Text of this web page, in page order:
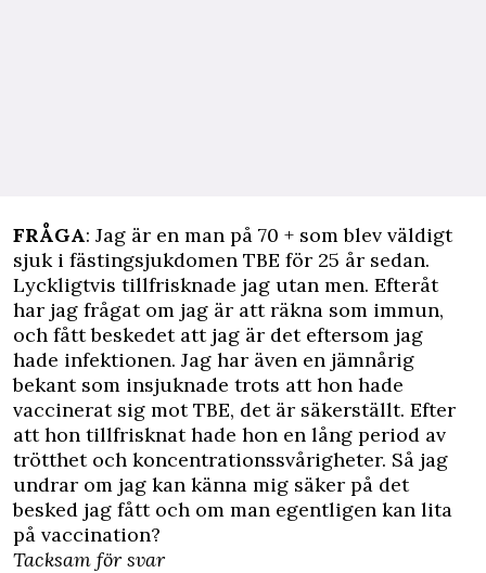
FRÅGA: Jag är en man på 70 + som blev väldigt
sjuk i fästingsjukdomen TBE för 25 år sedan.
Lyckligtvis tillfrisknade jag utan men. Efteråt
har jag frågat om jag är att räkna som immun,
och fått beskedet att jag är det eftersom jag
hade infektionen. Jag har även en jämnårig
bekant som insjuknade trots att hon hade
vaccinerat sig mot TBE, det är säkerställt. Efter
att hon tillfrisknat hade hon en lång period av
trötthet och koncentrationssvårigheter. Så jag
undrar om jag kan känna mig säker på det
besked jag fått och om man egentligen kan lita
på vaccination?
Tacksam för svar